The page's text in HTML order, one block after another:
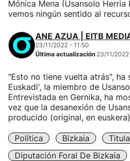
Mónica Mena (Usansolo
vemos ningún sentido al
ANE AZUA | EITB
23/11/2022 - 11:50
Última actualización 23/11/
"Esto no tiene vuelta atrás", ha
Euskadi', la miembro de
Entrevistada en Gernika, ha
vez que la desanexión de
producido (original, en
Política Bizkaia
Diputación Foral De Bizkaia